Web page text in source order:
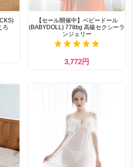
ろ
【セール開催中】ベビードール
(BABYDOLL) 778bg 高級セクシーラ
ンジェリー
3,772円